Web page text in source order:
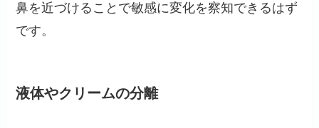
鼻を近づけることで敏感に変化を察知できるはず
です。
液体やクリームの分離